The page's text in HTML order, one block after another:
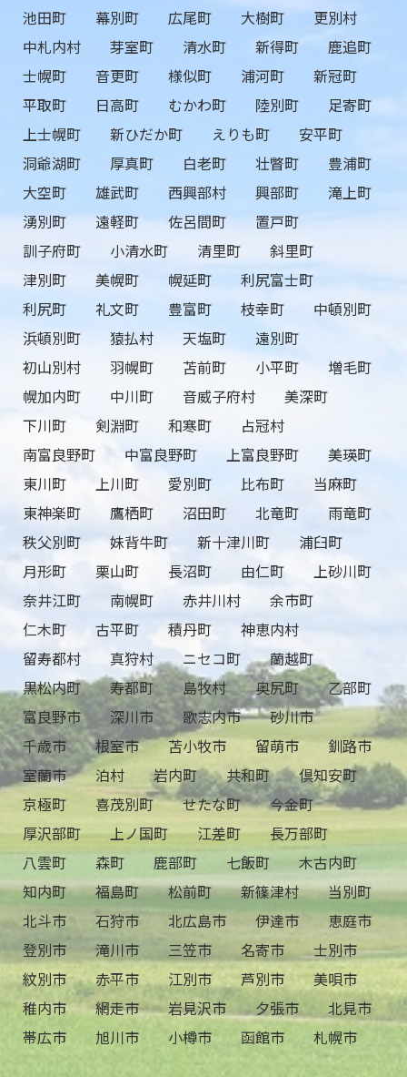
池田町
幕別町 広尾町 大樹町
更別村
中札内村
芽室町 清水町 新得町
鹿追町
士幌町
音更町 様似町 浦河町
新冠町
平取町
日高町 むかわ町 陸別町
足寄町
上士幌町
新ひだか町 えりも町
安平町
洞爺湖町
厚真町 白老町 壮瞥町
豊浦町
大空町
雄武町 西興部村 興部町
滝上町
湧別町
遠軽町 佐呂間町
置戸町
訓子府町
小清水町 清里町
斜里町
津別町
美幌町 幌延町
利尻富士町
利尻町
礼文町 豊富町 枝幸町
中頓別町
浜頓別町
猿払村 天塩町
遠別町
初山別村
羽幌町 苫前町 小平町
増毛町
幌加内町
中川町 音威子府村
美深町
下川町
剣淵町 和寒町
占冠村
南富良野町
中富良野町 上富良野町
美瑛町
東川町
上川町 愛別町 比布町
当麻町
東神楽町
鷹栖町 沼田町 北竜町
雨竜町
秩父別町
妹背牛町 新十津川町
浦臼町
月形町
栗山町 長沼町 由仁町
上砂川町
奈井江町
南幌町 赤井川村
余市町
仁木町
古平町 積丹町
神恵内村
留寿都村
真狩村 ニセコ町
蘭越町
黒松内町
寿都町 島牧村 奥尻町
乙部町
富良野市
深川市 歌志内市
砂川市
千歳市
根室市 苫小牧市 留萌市
釧路市
室蘭市
泊村 岩内町 共和町
倶知安町
京極町
喜茂別町 せたな町
今金町
厚沢部町
上ノ国町 江差町
長万部町
八雲町
森町 鹿部町 七飯町
木古内町
知内町
福島町 松前町 新篠津村
当別町
北斗市
石狩市 北広島市 伊達市
恵庭市
登別市
滝川市 三笠市 名寄市
士別市
紋別市
赤平市 江別市 芦別市
美唄市
稚内市
網走市 岩見沢市 夕張市
北見市
帯広市
旭川市 小樽市 函館市 札幌市